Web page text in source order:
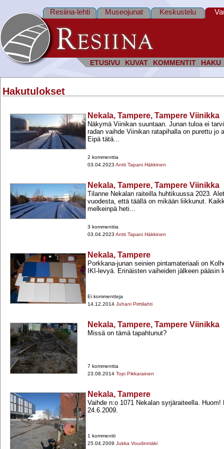
ETUSIVU KUVAT KOMMENTIT HAKU
Resiina-lehti Museojunat Keskustelu
Hakutulokset
Nekala, Tampere, Tampere Viinikka
Näkymä Viinikan suuntaan. Junan tuloa ei
radan vaihde Viinikan ratapihalla on purettu jo
Eipä tätä...
2 kommenttia
03.04.2023 Antti Tapani Häkkinen
Nekala, Tampere, Tampere Viinikka
Tilanne Nekalan raiteilla huhtikuussa 2023.
vuodesta, että täällä on mikään liikkunut.
melkeinpä heti...
3 kommenttia
03.04.2023 Antti Tapani Häkkinen
Nekala, Tampere
Porkkana-​junan seinien pintamateriaali on
IKI-​levyä. Erinäisten vaiheiden jälkeen pääsin
Ei kommentteja
14.12.2014 Juhani Pirttilahti
Nekala, Tampere, Tampere Viinikka
Missä on tämä tapahtunut?
7 kommenttia
23.08.2014 Topi Pikkarainen
Nekala, Tampere
Vaihde n:o 1071 Nekalan syrjäraiteella. Huom!
24.6.2009.
1 kommentti
25.04.2009 Jukka Voudinmäki